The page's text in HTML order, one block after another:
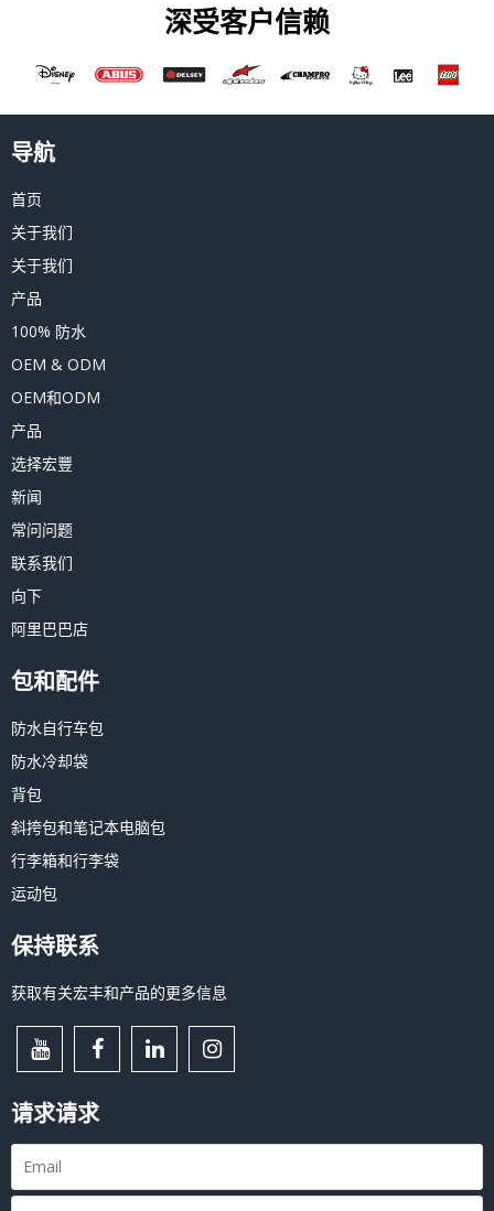
深受客户信赖
导航
首页
关于我们
关于我们
产品
100% 防水
OEM & ODM
OEM和ODM
产品
选择宏豐
新闻
常问问题
联系我们
向下
阿里巴巴店
包和配件
防水自行车包
防水冷却袋
背包
斜挎包和笔记本电脑包
行李箱和行李袋
运动包
保持联系
获取有关宏丰和产品的更多信息
请求请求